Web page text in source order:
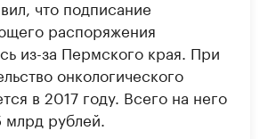
что подписание
распоряжения
из-за Пермского края. При
онкологического
в 2017 году. Всего на него
рублей.